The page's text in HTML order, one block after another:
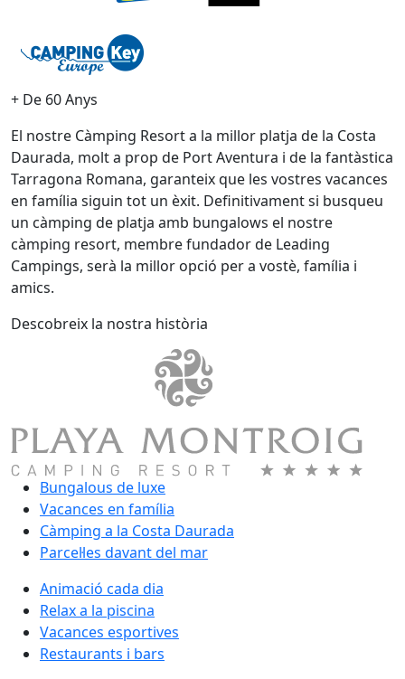
+ De 60 Anys
El nostre Càmping Resort a la millor platja de la Costa
Daurada, molt a prop de Port Aventura i de la fantàstica
Tarragona Romana, garanteix que les vostres vacances
en família siguin tot un èxit. Definitivament si busqueu
un càmping de platja amb bungalows el nostre
càmping resort, membre fundador de Leading
Campings, serà la millor opció per a vostè, família i
amics.
Descobreix la nostra història
Bungalous de luxe
Vacances en família
Càmping a la Costa Daurada
Parcel·les davant del mar
Animació cada dia
Relax a la piscina
Vacances esportives
Restaurants i bars